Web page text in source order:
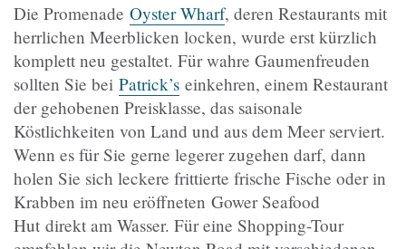
Die Promenade Oyster Wharf, deren Restaurants mit
herrlichen Meerblicken locken, wurde erst kürzlich
komplett neu gestaltet. Für wahre Gaumenfreuden
sollten Sie bei Patrick’s einkehren, einem Restaurant
der gehobenen Preisklasse, das saisonale
Köstlichkeiten von Land und aus dem Meer serviert.
Wenn es für Sie gerne legerer zugehen darf, dann
holen Sie sich leckere frittierte frische Fische oder in
Krabben im neu eröffneten Gower Seafood
Hut direkt am Wasser. Für eine Shopping-Tour